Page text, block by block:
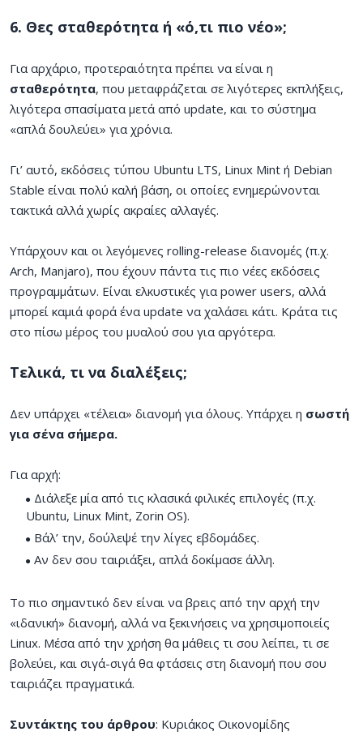
6. Θες σταθερότητα ή «ό,τι πιο νέο»;
Για αρχάριο, προτεραιότητα πρέπει να είναι η
σταθερότητα, που μεταφράζεται σε λιγότερες εκπλήξεις,
λιγότερα σπασίματα μετά από update, και το σύστημα
«απλά δουλεύει» για χρόνια.
Γι’ αυτό, εκδόσεις τύπου Ubuntu LTS, Linux Mint ή Debian
Stable είναι πολύ καλή βάση, οι οποίες ενημερώνονται
τακτικά αλλά χωρίς ακραίες αλλαγές.
Υπάρχουν και οι λεγόμενες rolling-release διανομές (π.χ.
Arch, Manjaro), που έχουν πάντα τις πιο νέες εκδόσεις
προγραμμάτων. Είναι ελκυστικές για power users, αλλά
μπορεί καμιά φορά ένα update να χαλάσει κάτι. Κράτα τις
στο πίσω μέρος του μυαλού σου για αργότερα.
Τελικά, τι να διαλέξεις;
Δεν υπάρχει «τέλεια» διανομή για όλους. Υπάρχει η σωστή
για σένα σήμερα.
Για αρχή:
Διάλεξε μία από τις κλασικά φιλικές επιλογές (π.χ.
Ubuntu, Linux Mint, Zorin OS).
Βάλ’ την, δούλεψέ την λίγες εβδομάδες.
Αν δεν σου ταιριάξει, απλά δοκίμασε άλλη.
Το πιο σημαντικό δεν είναι να βρεις από την αρχή την
«ιδανική» διανομή, αλλά να ξεκινήσεις να χρησιμοποιείς
Linux. Μέσα από την χρήση θα μάθεις τι σου λείπει, τι σε
βολεύει, και σιγά-σιγά θα φτάσεις στη διανομή που σου
ταιριάζει πραγματικά.
Συντάκτης του άρθρου: Κυριάκος Οικονομίδης